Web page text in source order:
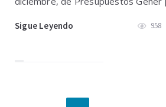
Sigue Leyendo 958